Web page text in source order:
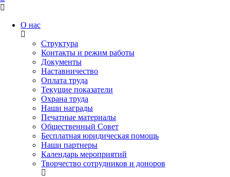
О нас
Структура
Контакты и режим работы
Документы
Наставничество
Оплата труда
Текущие показатели
Охрана труда
Наши награды
Печатные материалы
Общественный Совет
Бесплатная юридическая помощь
Наши партнеры
Календарь мероприятий
Творчество сотрудников и доноров